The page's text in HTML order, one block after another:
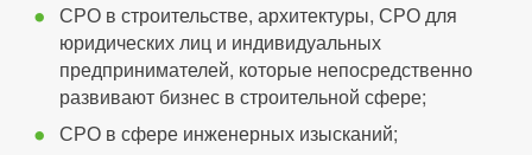
СРО в строительстве, архитектуры, СРО для
юридических лиц и индивидуальных
предпринимателей, которые непосредственно
развивают бизнес в строительной сфере;
СРО в сфере инженерных изысканий;